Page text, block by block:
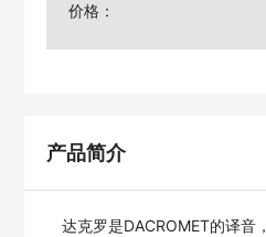
价格：
产品简介
达克罗是DACROMET的译音，又称达克锈、锌铬膜